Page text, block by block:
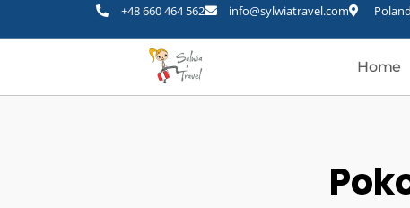
+48 660 464 562 info@sylwiatravel.com
Home